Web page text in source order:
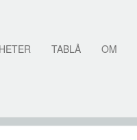
TABLÅ OM